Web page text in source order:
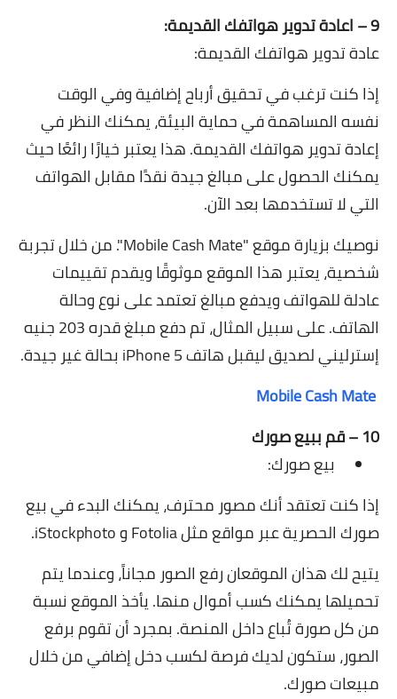
9 – اعادة تدوير هواتفك القديمة:
عادة تدوير هواتفك القديمة:
إذا كنت ترغب في تحقيق أرباح إضافية وفي الوقت
نفسه المساهمة في حماية البيئة، يمكنك النظر في
إعادة تدوير هواتفك القديمة. هذا يعتبر خيارًا رائعًا حيث
يمكنك الحصول على مبالغ جيدة نقدًا مقابل الهواتف
التي لا تستخدمها بعد الآن.
نوصيك بزيارة موقع "Mobile Cash Mate". من خلال تجربة
شخصية، يعتبر هذا الموقع موثوقًا ويقدم تقييمات
عادلة للهواتف ويدفع مبالغ تعتمد على نوع وحالة
الهاتف. على سبيل المثال، تم دفع مبلغ قدره 203 جنيه
إسترليني لصديق ليقبل هاتف iPhone 5 بحالة غير جيدة.
10 – قم ببيع صورك
بيع صورك:
إذا كنت تعتقد أنك مصور محترف، يمكنك البدء في بيع
صورك الحصرية عبر مواقع مثل Fotolia و iStockphoto.
يتيح لك هذان الموقعان رفع الصور مجاناً، وعندما يتم
تحميلها يمكنك كسب أموال منها. يأخذ الموقع نسبة
من كل صورة تُباع داخل المنصة. بمجرد أن تقوم برفع
الصور، ستكون لديك فرصة لكسب دخل إضافي من خلال
مبيعات صورك.